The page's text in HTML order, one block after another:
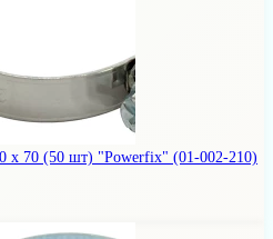
х 70 (50 шт) "Powerfix" (01-002-210)